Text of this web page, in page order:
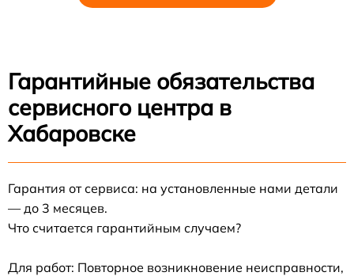
Гарантийные обязательства
сервисного центра в
Хабаровске
Гарантия от сервиса: на установленные нами детали
— до 3 месяцев.
Что считается гарантийным случаем?
Для работ: Повторное возникновение неисправности,